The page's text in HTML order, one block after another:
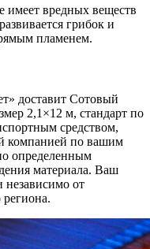
имеет вредных веществ
грибок и
пламенем.
доставит Сотовый
2,1×12 м, стандарт по
средством,
компанией по вашим
определенным
материала. Ваш
независимо от